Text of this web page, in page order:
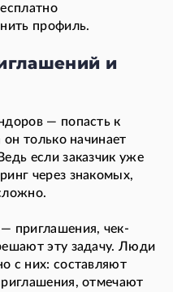
профиль.
и
— попасть к
только начинает
если заказчик уже
через знакомых,
приглашения, чек-
эту задачу. Люди
с них: составляют
отмечают